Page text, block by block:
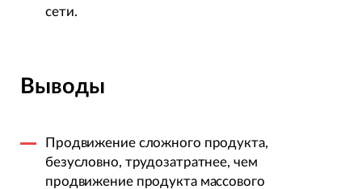
сети.
Выводы
Продвижение сложного продукта,
безусловно, трудозатратнее, чем
продвижение продукта массового